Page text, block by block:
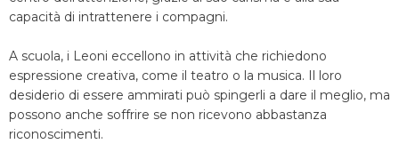
capacità di intrattenere i compagni.
A scuola, i Leoni eccellono in attività che richiedono
espressione creativa, come il teatro o la musica. Il loro
desiderio di essere ammirati può spingerli a dare il meglio, ma
possono anche soffrire se non ricevono abbastanza
riconoscimenti.